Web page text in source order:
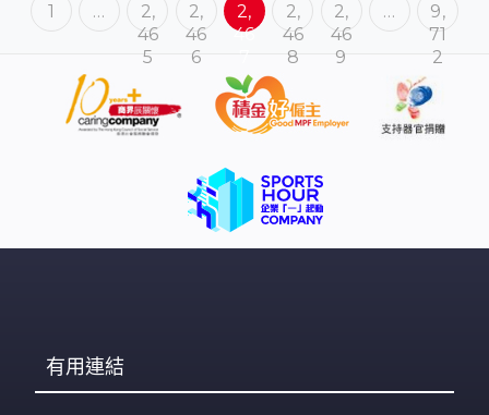
1 …
2,
46
5
2,
46
6
2,
46
2,
46
8
2,
46
9
…
9,
71
2
有用連結